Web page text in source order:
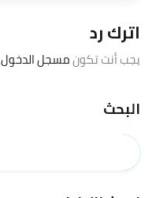
اترك رد
يجب أنت تكونمسجل الدخول
البحث